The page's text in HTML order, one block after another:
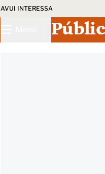
AVUI INTERESSA
Públic